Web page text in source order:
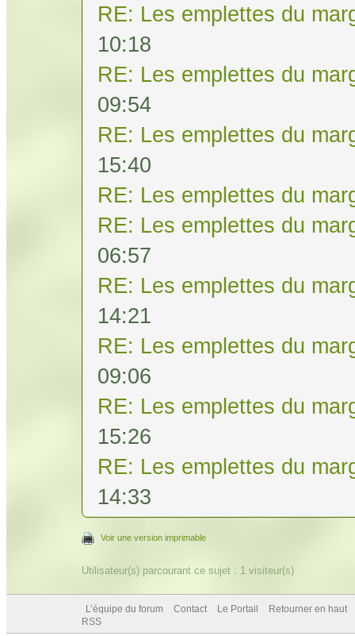
RE: Les emplettes du
10:18
RE: Les emplettes du
09:54
RE: Les emplettes du
15:40
RE: Les emplettes du
RE: Les emplettes du
06:57
RE: Les emplettes du
14:21
RE: Les emplettes du
09:06
RE: Les emplettes du
15:26
RE: Les emplettes du
14:33
Voir une version imprimable
Utilisateur(s) parcourant ce sujet : 1 visiteur(s)
L’équipe du forum Contact Le Portail
Retourner en haut
RSS